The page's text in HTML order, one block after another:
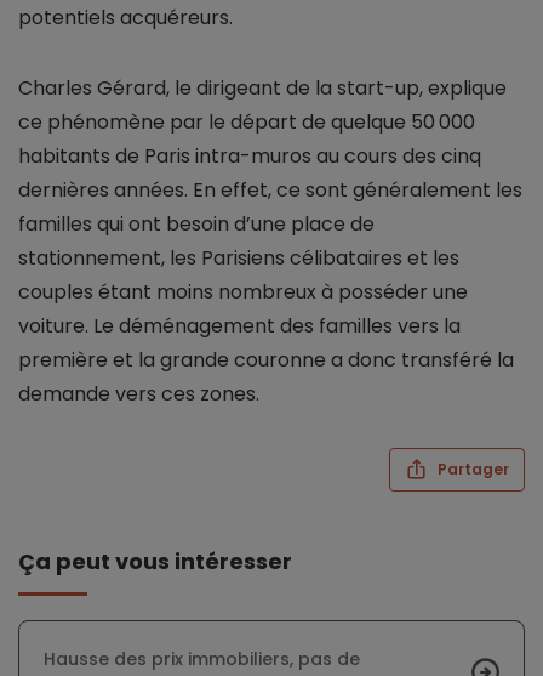
potentiels acquéreurs.
Charles Gérard, le dirigeant de la start-up, explique
ce phénomène par le départ de quelque 50 000
habitants de Paris intra-muros au cours des cinq
dernières années. En effet, ce sont généralement les
familles qui ont besoin d’une place de
stationnement, les Parisiens célibataires et les
couples étant moins nombreux à posséder une
voiture. Le déménagement des familles vers la
première et la grande couronne a donc transféré la
demande vers ces zones.
Partager
Ça peut vous intéresser
Hausse des prix immobiliers, pas de